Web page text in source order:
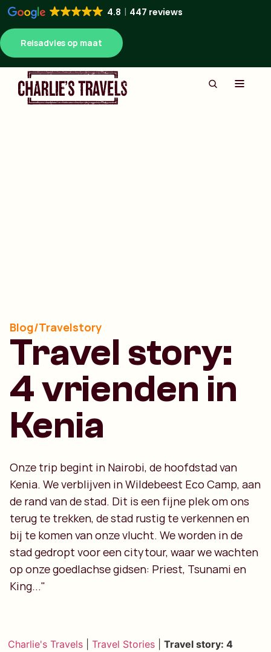
4.8 447 reviews
Reisadvies op maat
Blog/Travelstory
Travel story:
4 vrienden in
Kenia
Onze trip begint in Nairobi, de hoofdstad van
Kenia. We verblijven in Wildebeest Eco Camp, aan
de rand van de stad. Dit is een fijne plek om ons
terug te trekken, de stad rustig te verkennen en
bij te komen van onze vlucht. We worden in de
stad gedropt voor een citytour, waar we wachten
op onze goedlachse gidsen: Priest, Tsunami en
King..."
Charlie's Travels |Travel Stories |Travel story: 4